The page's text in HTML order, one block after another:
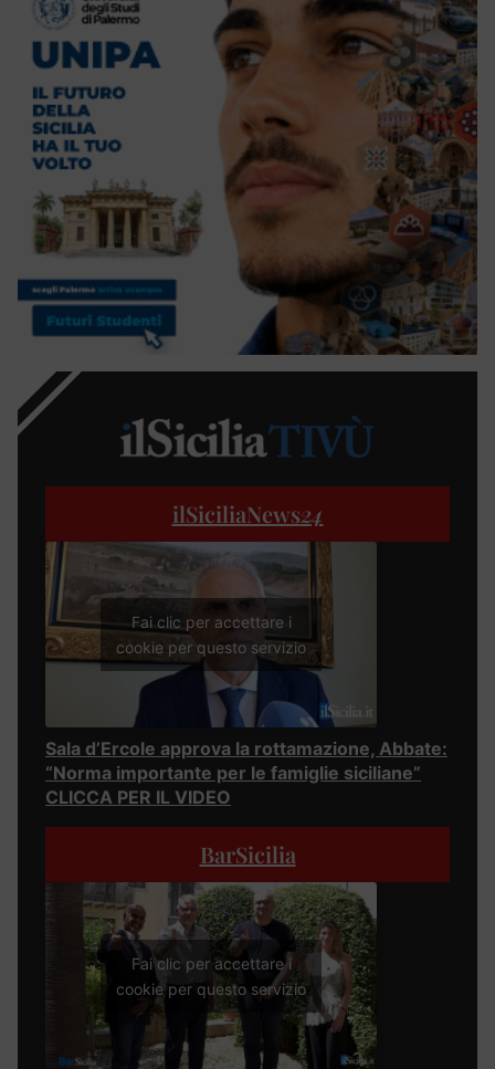
ilSiciliaNews24
Fai clic per accettare i
cookie per questo servizio
Sala d’Ercole approva la rottamazione, Abbate:
“Norma importante per le famiglie siciliane”
CLICCA PER IL VIDEO
BarSicilia
Fai clic per accettare i
cookie per questo servizio